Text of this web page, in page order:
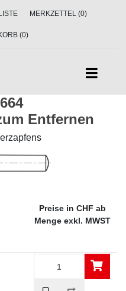
MERKZETTEL (0)
(0)
Entfernen
Preise in CHF ab
Menge exkl. MWST